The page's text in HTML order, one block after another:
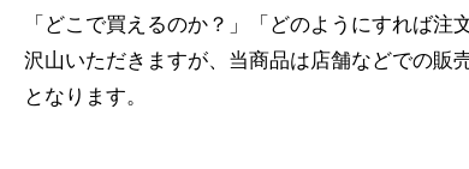
「どこで買えるのか？」「どのようにすれば
沢山いただきますが、当商品は店舗などでの販
となります。